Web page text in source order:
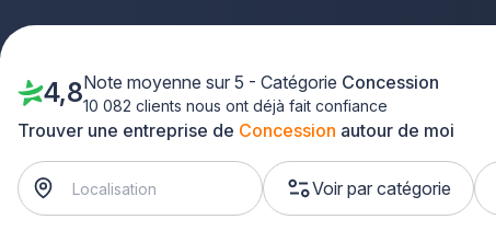
Trouver une entreprise de Concession autour de moi
Voir par catégorie
4,8Note moyenne sur 5 - Catégorie Concession
10 082 clients nous ont déjà fait confiance